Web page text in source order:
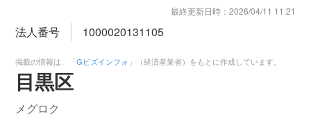
最終更新日時： 2026/04/11 11:21
法人番号 1000020131105
掲載の情報は、「Gビズインフォ 」（経済産業省）をもとに作成しています。
目黒区
メグロク